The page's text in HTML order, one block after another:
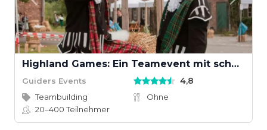
Highland Games: Ein Teamevent mit schottischem Wettkampfgeist
Guiders Events 4,8
Teambuilding
Ohne
20–400Teilnehmer